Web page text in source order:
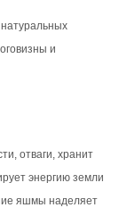
и
отваги, хранит
энергию земли
яшмы наделяет